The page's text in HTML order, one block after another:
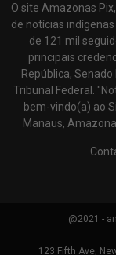
O site Amazonas
de notícias
de 121 mil
principais
República,
Tribunal Federal.
bem-vindo(a) ao
Manaus,
@2021 -
123 Fifth Ave,